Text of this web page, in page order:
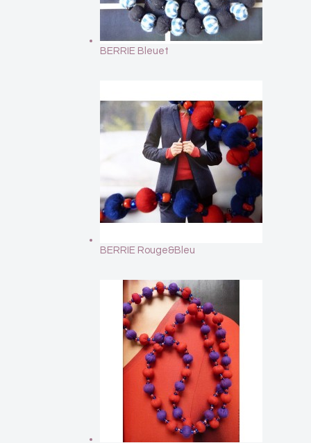
BERRIE Bleuet
BERRIE Rouge&Bleu